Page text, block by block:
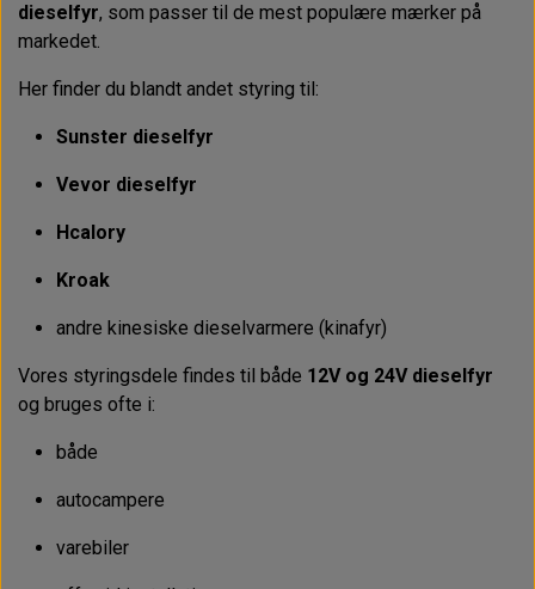
dieselfyr, som passer til de mest populære mærker på
markedet.
Her finder du blandt andet styring til:
Sunster dieselfyr
Vevor dieselfyr
Hcalory
Kroak
andre kinesiske dieselvarmere (kinafyr)
Vores styringsdele findes til både 12V og 24V dieselfyr
og bruges ofte i:
både
autocampere
varebiler